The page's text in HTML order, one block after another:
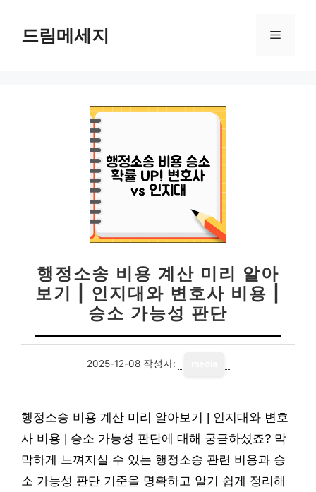
드림메세지 메
행정소송 비용 계산 미리 알아
보기 | 인지대와 변호사 비용 |
승소 가능성 판단
2025-12-08 작성자:
행정소송 비용 계산 미리 알아보기 | 인지대와 변호
사 비용 | 승소 가능성 판단에 대해 궁금하셨죠? 막
막하게 느껴지실 수 있는 행정소송 관련 비용과 승
소 가능성 판단 기준을 명확하고 알기 쉽게 정리해